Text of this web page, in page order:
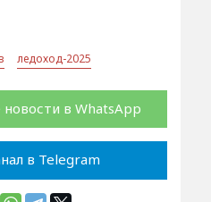
ледоход-2025
в WhatsApp
в Telegram